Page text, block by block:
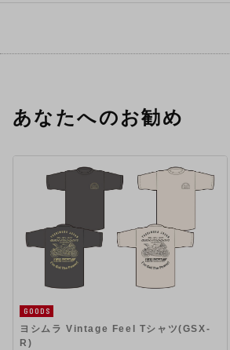
あなたへのお勧め
GOODS
ヨシムラ Vintage Feel Tシャツ(GSX-
R)